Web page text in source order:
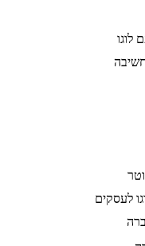
לעסקים